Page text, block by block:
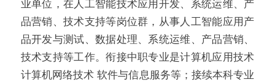
品营销、技术支持等岗位群，从事人工智能应用产
品开发与测试、数据处理、系统运维、产品营销、
技术支持等工作。衔接中职专业是计算机应用技术
计算机网络技术 软件与信息服务等；接续本科专业